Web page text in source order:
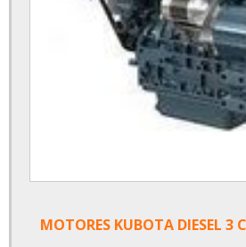
MOTORES KUBOTA DIESEL 3